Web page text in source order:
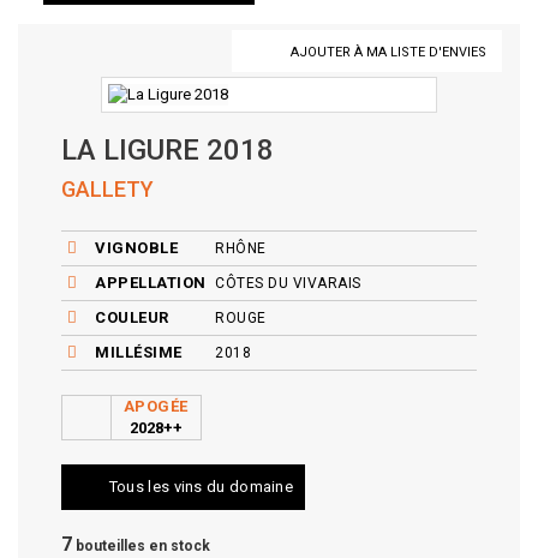
AJOUTER À MA LISTE D'ENVIES
LA LIGURE 2018
GALLETY
VIGNOBLE RHÔNE
APPELLATION CÔTES DU VIVARAIS
COULEUR ROUGE
MILLÉSIME 2018
APOGÉE
2028++
Tous les vins du domaine
7 bouteilles en stock